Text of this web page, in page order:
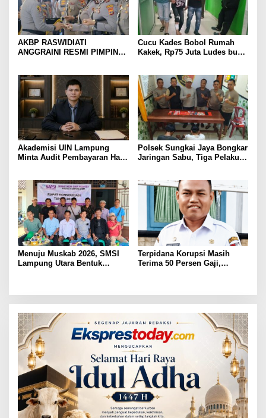
AKBP RASWIDIATI
ANGGRAINI RESMI PIMPIN
KAMTIBMAS DAN
PELAYANAN PRESISI
Cucu Kades Bobol Rumah
Kakek, Rp75 Juta Ludes buat
Akademisi UIN Lampung
Minta Audit Pembayaran Hak
Berlarut
Polsek Sungkai Jaya Bongkar
Jaringan Sabu, Tiga Pelaku
Menuju Muskab 2026, SMSI
Lampung Utara Bentuk
Terpidana Korupsi Masih
Terima 50 Persen Gaji,